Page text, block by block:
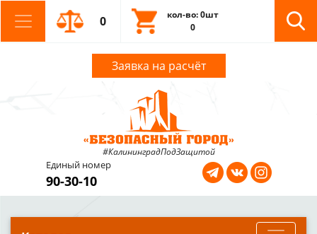
0
кол-во: 0шт
0
Заявка на расчёт
#КалининградПодЗащитой
Единый номер
90-30-10